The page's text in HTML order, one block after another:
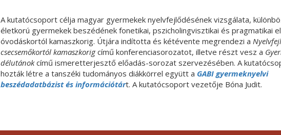
A kutatócsoport célja magyar gyermekek nyelvfejlődésének vizsgálata,
életkorú gyermekek beszédének fonetikai, pszicholingvisztikai és pragmatikai
óvodáskortól kamaszkorig. Útjára indította és kétévente megrendezi a
csecsemőkortól kamaszkorigcímű konferenciasorozatot, illetve részt vesz a
délutánokcímű ismeretterjesztő előadás-sorozat szervezésében. A
hozták létre a tanszéki tudományos diákkörrel együtt a GABI gyermeknyelvi
beszédadatbázist és információtárt. A kutatócsoport vezetője Bóna Judit.